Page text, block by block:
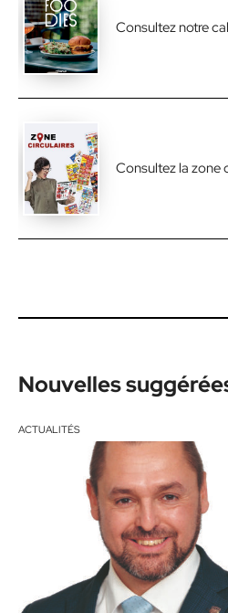
Consultez notre
Consultez la zone
Nouvelles
ACTUALITÉS